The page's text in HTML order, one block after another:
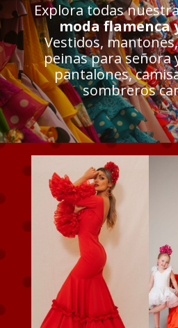
Explora todas
moda flamenca
Vestidos,
peinas para señora
pantalones,
sombreros